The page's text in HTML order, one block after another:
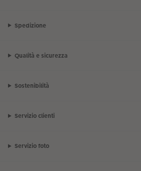
Spedizione
Qualità e sicurezza
Sostenibilità
Servizio clienti
Servizio foto